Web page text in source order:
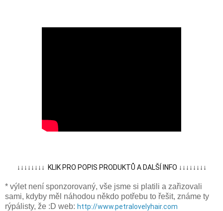
↓↓↓↓↓↓↓↓  KLIK PRO POPIS PRODUKTŮ A DALŠÍ INFO ↓↓↓↓↓↓↓↓
* výlet není sponzorovaný, vše jsme si platili a zařizovali
sami, kdyby měl náhodou někdo potřebu to řešit, známe ty
rýpálisty, že :D web: http://www.petralovelyhair.com